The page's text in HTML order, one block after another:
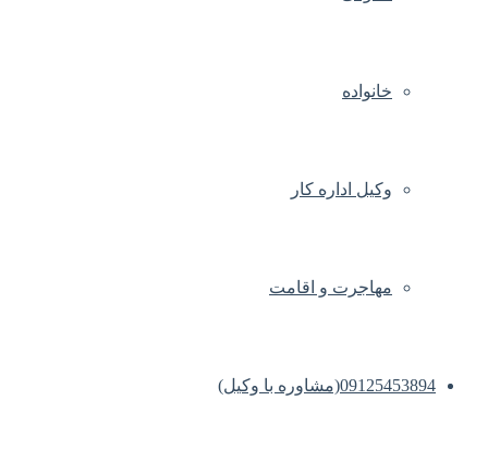
خانواده
وکیل اداره کار
مهاجرت و اقامت
09125453894(مشاوره با وکیل)